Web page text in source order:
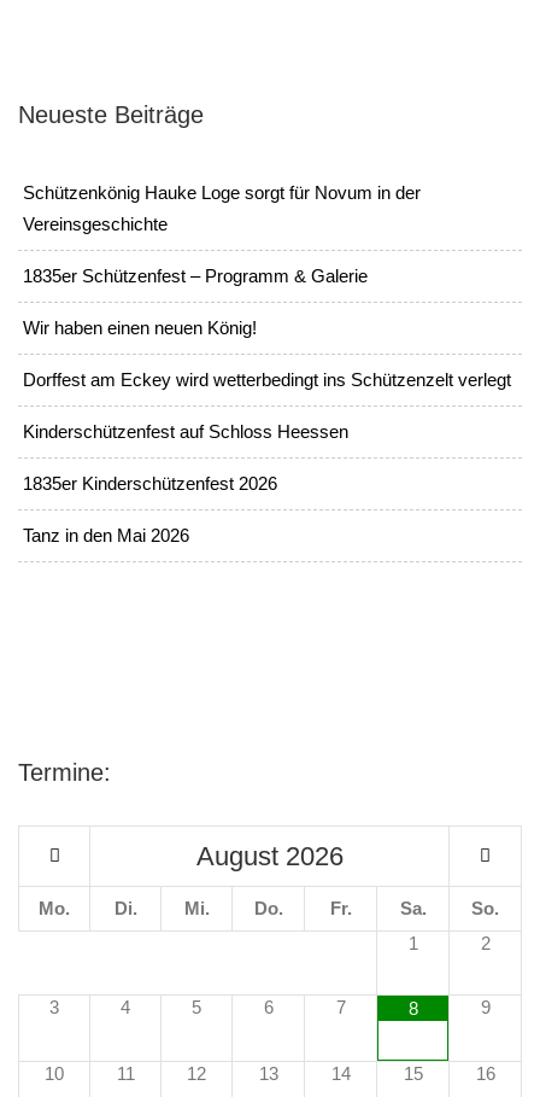
Neueste Beiträge
Schützenkönig Hauke Loge sorgt für Novum in der
Vereinsgeschichte
1835er Schützenfest – Programm & Galerie
Wir haben einen neuen König!
Dorffest am Eckey wird wetterbedingt ins Schützenzelt verlegt
Kinderschützenfest auf Schloss Heessen
1835er Kinderschützenfest 2026
Tanz in den Mai 2026
Termine:
August 2026
Mo. Di. Mi. Do. Fr. Sa.
So.
1
2
3 4 5 6 7 8 9
10 11 12 13 14 15 16